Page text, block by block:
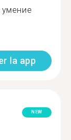
la app
NEW